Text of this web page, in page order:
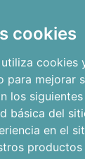
cookies
cookies
para mejorar
los siguientes
básica del
en el